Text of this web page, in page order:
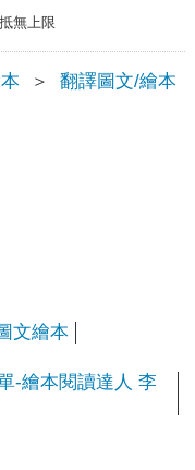
無上限
＞ 翻譯圖文/繪本
文繪本
-繪本閱讀達人 李